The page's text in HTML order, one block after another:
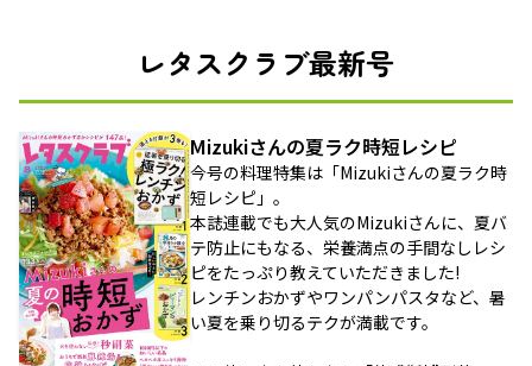
レタスクラブ最新号
Mizukiさんの夏ラク時短レシピ
今号の料理特集は「Mizukiさんの夏ラク時
短レシピ」。
本誌連載でも大人気のMizukiさんに、夏バ
テ防止にもなる、栄養満点の手間なしレシ
ピをたっぷり教えていただきました!
レンチンおかずやワンパンパスタなど、暑
い夏を乗り切るテクが満載です。